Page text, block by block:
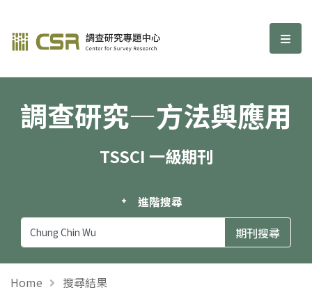
調查研究—方法與應用期刊 選
調查研究—方法與應用
TSSCI 一級期刊
進階搜尋
Home 搜尋結果